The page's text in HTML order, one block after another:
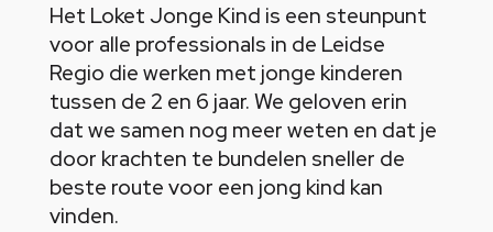
Het Loket Jonge Kind is een steunpunt
voor alle professionals in de Leidse
Regio die werken met jonge kinderen
tussen de 2 en 6 jaar. We geloven erin
dat we samen nog meer weten en dat je
door krachten te bundelen sneller de
beste route voor een jong kind kan
vinden.